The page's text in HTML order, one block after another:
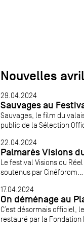
Nouvelles
29.04.2024
Sauvages au
Sauvages, le film du
public de la Sélection
22.04.2024
Palmarès Visions
Le festival Visions du
soutenus par Cinéforom...
17.04.2024
On déménage au
C’est désormais officiel,
restauré par la Fondation